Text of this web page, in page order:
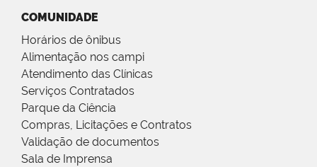
COMUNIDADE
Horários de ônibus
Alimentação nos campi
Atendimento das Clínicas
Serviços Contratados
Parque da Ciência
Compras, Licitações e Contratos
Validação de documentos
Sala de Imprensa